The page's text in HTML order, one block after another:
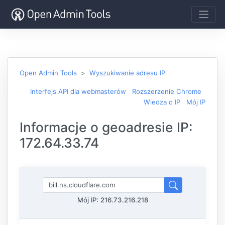
Open Admin Tools Wyszukiwanie adresu IP
Interfejs API dla webmasterów
Rozszerzenie Chrome
Wiedza o IP
Mój IP
Informacje o geoadresie IP:
172.64.33.74
Mój IP: 216.73.216.218